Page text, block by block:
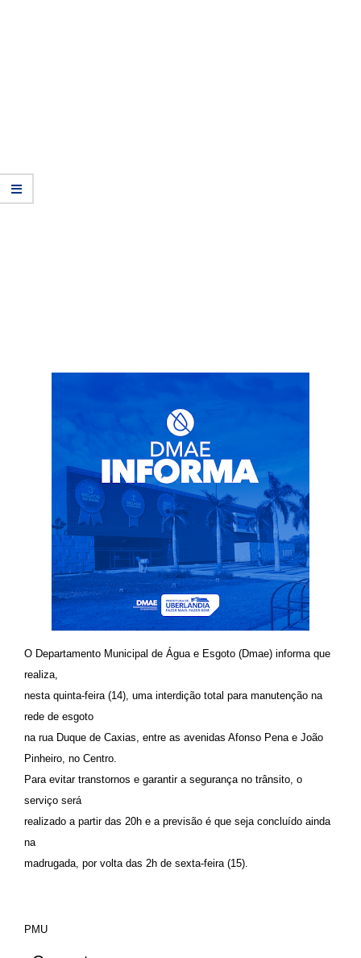
O Departamento Municipal de Água e Esgoto (Dmae) informa que
realiza,
nesta quinta-feira (14), uma interdição total para manutenção na
rede de esgoto
na rua Duque de Caxias, entre as avenidas Afonso Pena e João
Pinheiro, no Centro.
Para evitar transtornos e garantir a segurança no trânsito, o
serviço será
realizado a partir das 20h e a previsão é que seja concluído ainda
na
madrugada, por volta das 2h de sexta-feira (15).
PMU